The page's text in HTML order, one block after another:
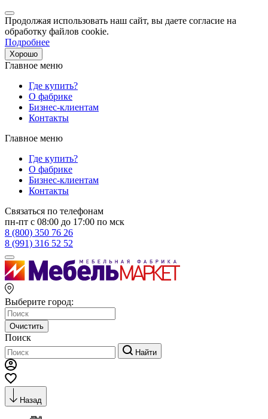
Продолжая использовать наш сайт, вы даете согласие на
обработку файлов cookie.
Подробнее
Хорошо
Главное меню
Где купить?
О фабрике
Бизнес-клиентам
Контакты
Главное меню
Где купить?
О фабрике
Бизнес-клиентам
Контакты
Связаться по телефонам
пн-пт с 08:00 до 17:00 по мск
8 (800) 350 76 26
8 (991) 316 52 52
Выберите город:
Очистить
Поиск
Найти
Назад